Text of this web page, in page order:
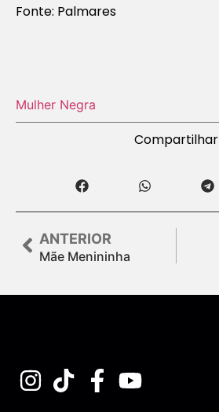
Fonte: Palmares
Mulher Negra
Compartilhar
ANTERIOR
Mãe Menininha